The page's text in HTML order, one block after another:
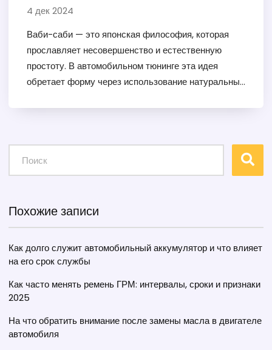
4 дек 2024
Ваби-саби — это японская философия, которая
прославляет несовершенство и естественную
простоту. В автомобильном тюнинге эта идея
обретает форму через использование натуральных
создать неповторимый стиль не через роскошь, а
через душевность и идентичность. В статье мы
рассмотрим, как применить принципы ваби-саби в
красоту в простоте и особенностях каждой
машины.
Похожие записи
Как долго служит автомобильный аккумулятор и что влияет
на его срок службы
Как часто менять ремень ГРМ: интервалы, сроки и признаки
2025
На что обратить внимание после замены масла в двигателе
автомобиля